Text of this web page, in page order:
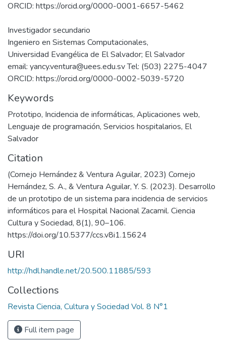
ORCID: https://orcid.org/0000-0001-6657-5462
Investigador secundario
Ingeniero en Sistemas Computacionales,
Universidad Evangélica de El Salvador; El Salvador
email: yancy.ventura@uees.edu.sv Tel: (503) 2275-4047
ORCID: https://orcid.org/0000-0002-5039-5720
Keywords
Prototipo, Incidencia de informáticas, Aplicaciones web,
Lenguaje de programación, Servicios hospitalarios, El
Salvador
Citation
(Cornejo Hernández & Ventura Aguilar, 2023) Cornejo
Hernández, S. A., & Ventura Aguilar, Y. S. (2023). Desarrollo
de un prototipo de un sistema para incidencia de servicios
informáticos para el Hospital Nacional Zacamil. Ciencia
Cultura y Sociedad, 8(1), 90–106.
https://doi.org/10.5377/ccs.v8i1.15624
URI
http://hdl.handle.net/20.500.11885/593
Collections
Revista Ciencia, Cultura y Sociedad Vol. 8 N°1
Full item page